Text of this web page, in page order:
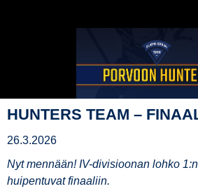
HUNTERS TEAM –
26.3.2026
Nyt mennään! IV-divisioonan lohko
huipentuvat finaaliin.